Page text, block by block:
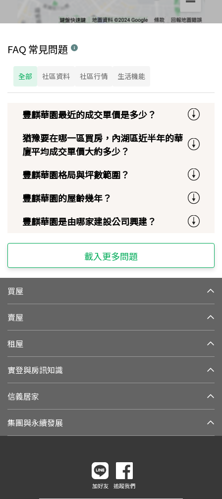
FAQ 常見問題
全部 社區資料 社區行情 生活機能
豐麒華園最近的成交單價是多少？
猶豫要在哪一區買房，內湖區近半年的華
廈平均成交單價大約多少？
豐麒華園格局與坪數範圍？
豐麒華園的屋齡幾年？
豐麒華園是由哪家建設公司興建？
載入更多問題
買屋
賣屋
租屋
實登與房訊知識
信義居家
集團與永續發展
加好友 追蹤我們